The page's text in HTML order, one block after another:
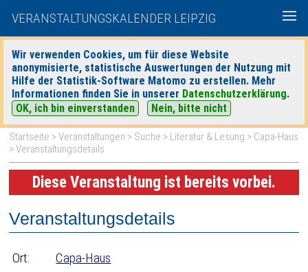
VERANSTALTUNGSKALENDER LEIPZIG
Wir verwenden Cookies, um für diese Website
anonymisierte, statistische Auswertungen der Nutzung mit
Hilfe der Statistik-Software Matomo zu erstellen. Mehr
Informationen finden Sie in unserer Datenschutzerklärung.
OK, ich bin einverstanden
Nein, bitte nicht
heute|morgen| Detaillierte Suche
Startseite >Veranstaltungen > Suche > Literatur & Lesung > Capa-Haus
> Veranstaltungsdetails
Diese Veranstaltung ist bereits vorbei.
Veranstaltungsdetails
Ort:
Capa-Haus